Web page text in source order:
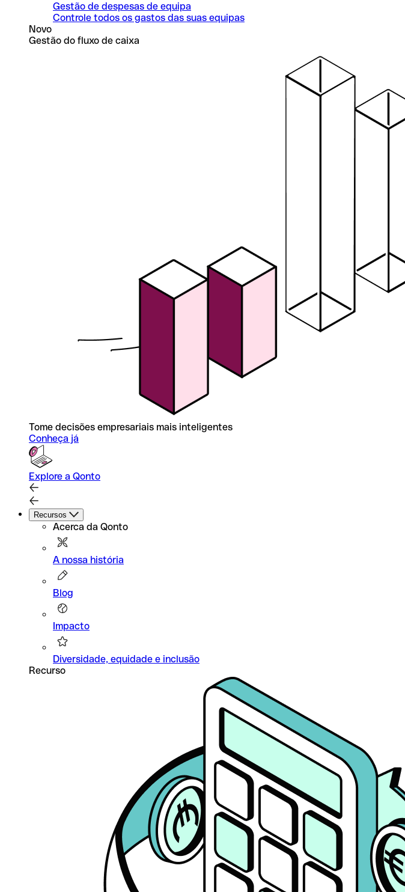
Gestão de despesas de equipa
Controle todos os gastos das suas equipas
Novo
Gestão do fluxo de caixa
Tome decisões empresariais mais inteligentes
Conheça já
Explore a Qonto
Recursos
Acerca da Qonto
A nossa história
Blog
Impacto
Diversidade, equidade e inclusão
Recurso